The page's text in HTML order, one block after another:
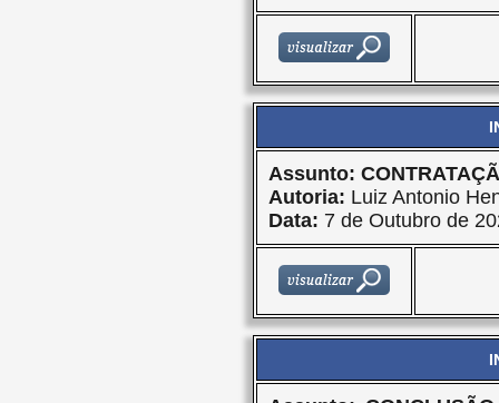
Assunto:
Autoria: Luiz Antonio
Data: 7 de Outubro de